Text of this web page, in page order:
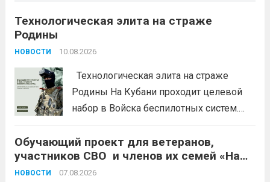
Технологическая элита на страже
Родины
НОВОСТИ 10.08.2026
Технологическая элита на страже
Родины На Кубани проходит целевой
набор в Войска беспилотных систем.
современную специальность,
востребованную в гражданской жизни.
Требования к кандидатам: возраст от 18
Обучающий проект для ветеранов,
участников СВО и членов их семей «Наше
дело»
НОВОСТИ 07.08.2026